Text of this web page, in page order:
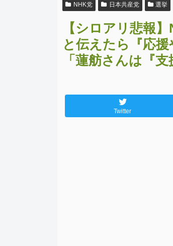
NHK党 日本共産党 選挙
【シロアリ悲報
と伝えたら『応
「蓮舫さんは『
Twitter